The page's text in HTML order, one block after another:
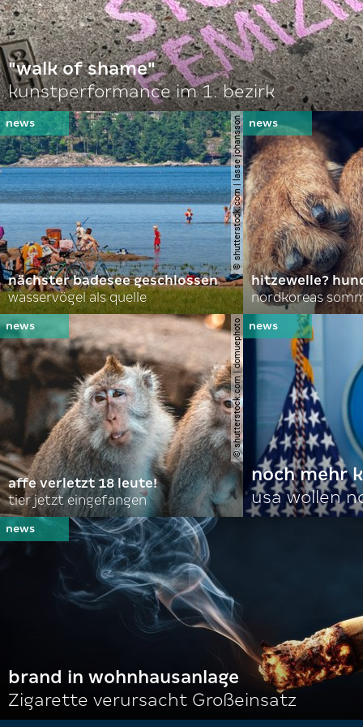
"walk of shame"
kunstperformance im 1. bezirk
© shutterstock.com | lasse johansson
nächster badesee geschlossen
wasservögel als quelle
hitzewelle?
© shutterstock.com | domuephoto
affe verletzt 18 leute!
tier jetzt eingefangen
noch mehr
usa wollen
brand in wohnhausanlage
Zigarette verursacht Großeinsatz